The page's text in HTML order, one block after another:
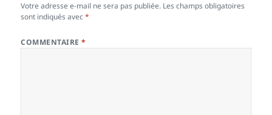
Votre adresse e-mail ne sera pas publiée. Les champs obligatoires
sont indiqués avec*
COMMENTAIRE*